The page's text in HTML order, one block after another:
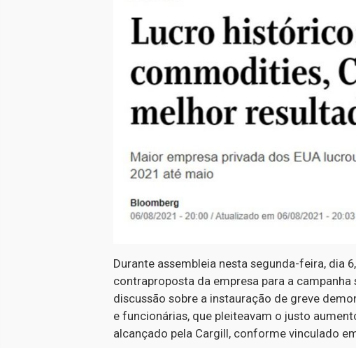
Durante assembleia nesta segunda-feira, dia
contraproposta da empresa para a
discussão sobre a instauração de greve
e funcionárias, que pleiteavam o justo
alcançado pela Cargill, conforme vinculado